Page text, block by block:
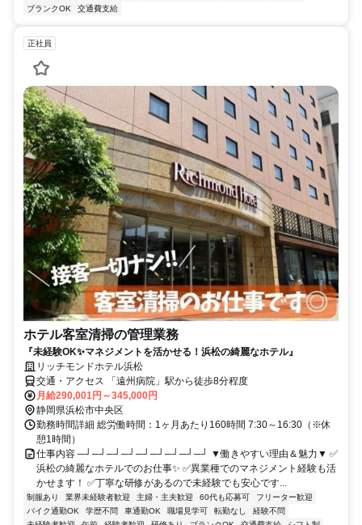
ブランクOK
交通費支給
正社員
ホテル客室清掃の管理業務
『未経験OK✨マネジメントを活かせる！浜松の綺麗なホテル』
リッチモンドホテル浜松
交通・アクセス 「遠州病院」駅から徒歩8分程度
月給290,001円～345,000円
静岡県浜松市中央区
勤務時間詳細 総労働時間：1ヶ月あたり160時間 7:30～16:30（※休
憩1時間）
仕事内容 ─┘─┘─┘─┘─┘─┘─┘─┘─┘ ▼働きやすい理由＆魅力▼ ✅
浜松の綺麗なホテルでのお仕事✨ ✅異業種でのマネジメント経験も活
かせます！ ✅丁寧な研修があるので未経験でも安心です...
制服あり 業界未経験者歓迎 主婦・主夫歓迎 60代も応募可
フリーター歓迎
バイク通勤OK
学歴不問 車通勤OK 職場見学可 転勤なし
経験不問